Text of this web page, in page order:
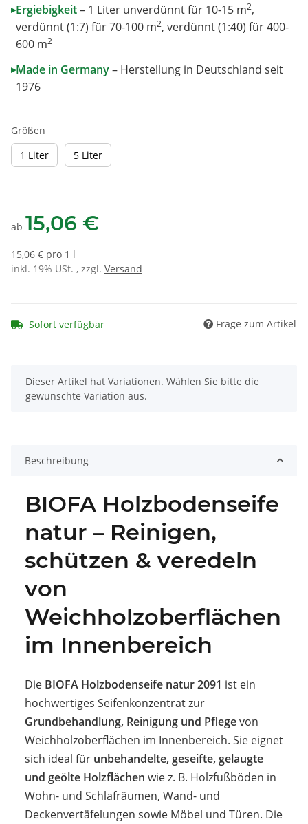
▸Ergiebigkeit– 1 Liter unverdünnt für 10-15 m2,
verdünnt (1:7) für 70-100 m2, verdünnt (1:40) für 400-
600 m2
▸Made in Germany– Herstellung in Deutschland seit
1976
Größen
1 Liter1 Liter5 Liter5 Liter
ab 15,06 €
15,06 € pro 1 l
inkl. 19% USt. , zzgl. Versand
Sofort verfügbar Frage zum Artikel
x
Dieser Artikel hat Variationen. Wählen Sie bitte die
gewünschte Variation aus.
Beschreibung
BIOFA Holzbodenseife
natur – Reinigen,
schützen & veredeln
von
Weichholzoberflächen
im Innenbereich
Die BIOFA Holzbodenseife natur 2091 ist ein
hochwertiges Seifenkonzentrat zur
Grundbehandlung, Reinigung und Pflegevon
Weichholzoberflächen im Innenbereich. Sie eignet
sich ideal für unbehandelte, geseifte, gelaugte
und geölte Holzflächen wie z. B. Holzfußböden in
Wohn- und Schlafräumen, Wand- und
Deckenvertäfelungen sowie Möbel und Türen. Die